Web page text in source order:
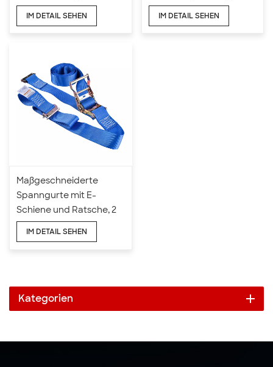
IM DETAIL SEHEN
verkauft
IM DETAIL SEHEN
Maßgeschneiderte
Spanngurte mit E-
Schiene und Ratsche, 2
Zoll x 4400 LBS x 16 Fuß
IM DETAIL SEHEN
Kategorien